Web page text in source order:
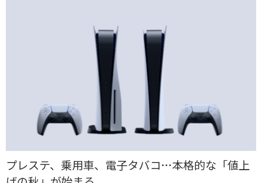
プレステ、乗用車、電子タバコ…本格的な「値上